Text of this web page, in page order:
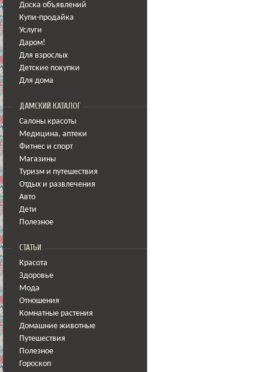
Доска объявлений
Купи-продайка
Услуги
Даром!
Для взрослых
Детские покупки
Для дома
ДАМСКИЙ КАТАЛОГ
Салоны красоты
Медицина, аптеки
Фитнес и спорт
Магазины
Туризм и путешествия
Отдых и развлечения
Авто
Дети
Полезное
СТАТЬИ
Красота
Здоровье
Мода
Отношения
Комнатные растения
Домашние животные
Путешествия
Полезное
Гороскоп